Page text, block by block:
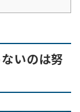
いのは努